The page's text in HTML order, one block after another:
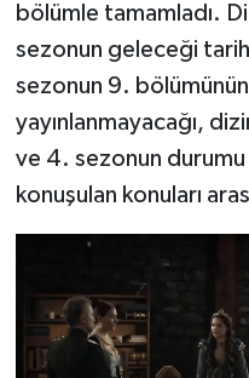
bölümle tamamladı.
sezonun geleceği
sezonun 9. bölümünün
yayınlanmayacağı,
ve 4. sezonun
konuşulan konuları